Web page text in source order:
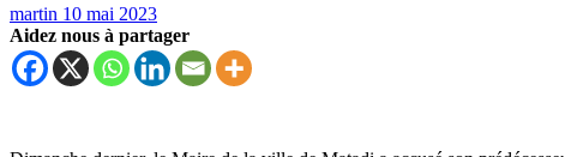
martin 10 mai 2023
Aidez nous à partager